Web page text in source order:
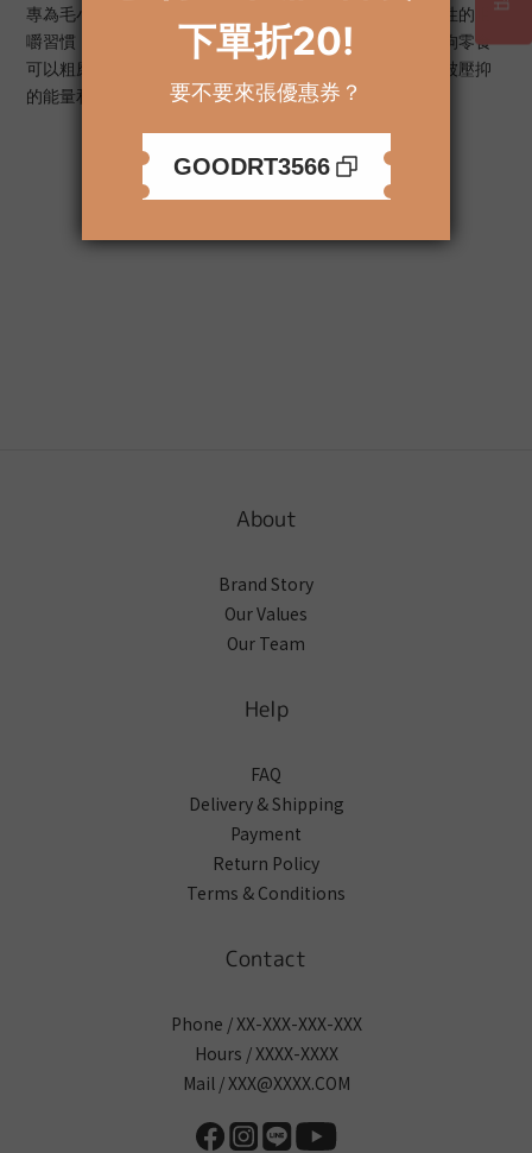
專為毛小孩還沒形成自己的成人牙齒以滿足或鼓勵非破壞性的咀
嚼習慣，狗和人一樣是有個性的，容易產生壓力和焦慮，狗零食
可以粗磨和持久的咀嚼，幫助口腔清新的氣息並讓牠釋放被壓抑
的能量和張力，並可當作狗零食及訓練用。
Additional details
About
Brand Story
Our Values
Our Team
Help
FAQ
Delivery & Shipping
Payment
Return Policy
Terms & Conditions
Contact
Phone / XX-XXX-XXX-XXX
Hours / XXXX-XXXX
Mail / XXX@XXXX.COM